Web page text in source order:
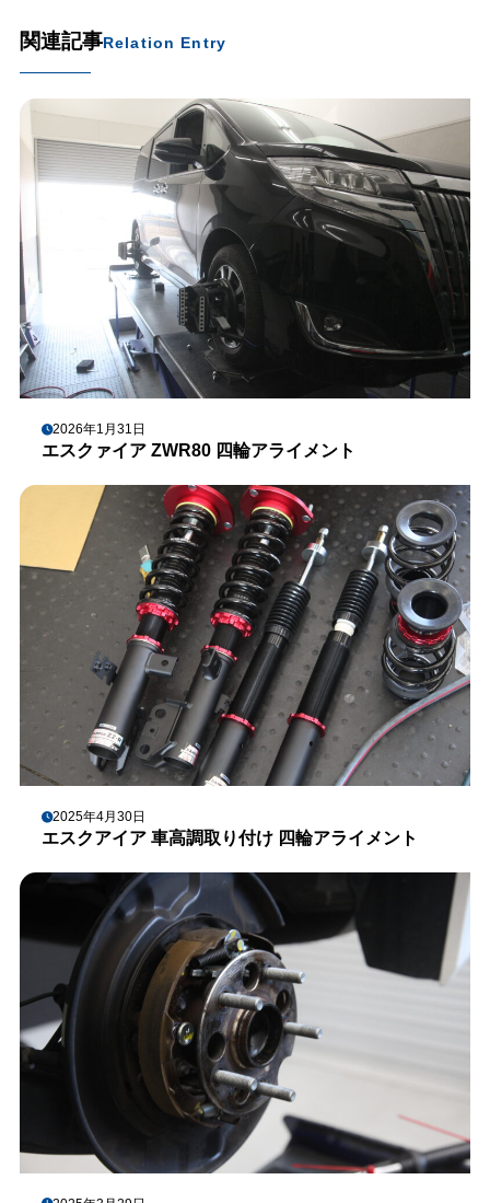
関連記事Relation Entry
2026年1月31日
エスクァイア ZWR80 四輪アライメント
2025年4月30日
エスクアイア 車高調取り付け 四輪アライメント